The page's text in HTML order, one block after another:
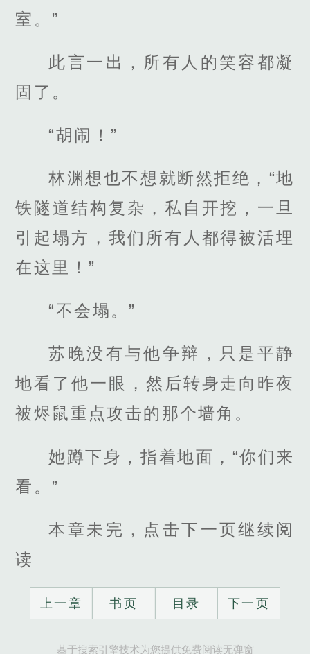
室。”
此言一出，所有人的笑容都凝
固了。
“胡闹！”
林渊想也不想就断然拒绝，“地
铁隧道结构复杂，私自开挖，一旦
引起塌方，我们所有人都得被活埋
在这里！”
“不会塌。”
苏晚没有与他争辩，只是平静
地看了他一眼，然后转身走向昨夜
被烬鼠重点攻击的那个墙角。
她蹲下身，指着地面，“你们来
看。”
本章未完，点击下一页继续阅
读
上一章 书页 目录 下一页
基于搜索引擎技术为您提供免费阅读无弹窗